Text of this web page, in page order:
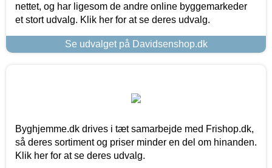
nettet, og har ligesom de andre online byggemarkeder
et stort udvalg. Klik her for at se deres udvalg.
Se udvalget på Davidsenshop.dk
Byghjemme.dk drives i tæt samarbejde med Frishop.dk,
så deres sortiment og priser minder en del om hinanden.
Klik her for at se deres udvalg.